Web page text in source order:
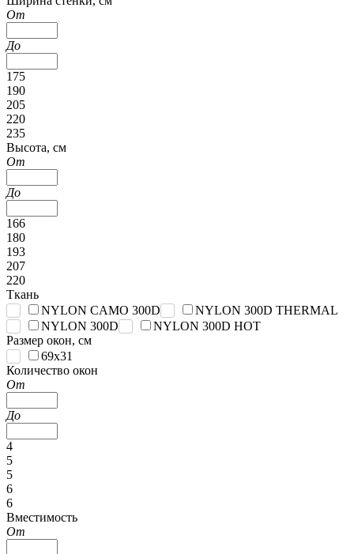
От
До
175
190
205
220
235
Высота, см
От
До
166
180
193
207
220
Ткань
NYLON CAMO 300D
NYLON 300D THERMAL
NYLON 300D
NYLON 300D HOT
Размер окон, см
69x31
Количество окон
От
До
4
5
5
6
6
Вместимость
От